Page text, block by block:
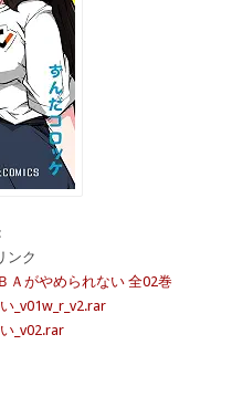
ンク
Ａがやめられない 全02巻
_v01w_r_v2.rar
_v02.rar